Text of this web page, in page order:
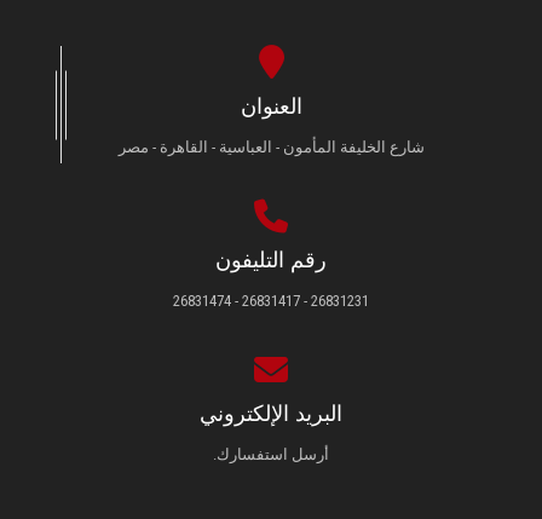
العنوان
شارع الخليفة المأمون - العباسية - القاهرة - مصر
رقم التليفون
26831231 - 26831417 - 26831474
البريد الإلكتروني
أرسل استفسارك.